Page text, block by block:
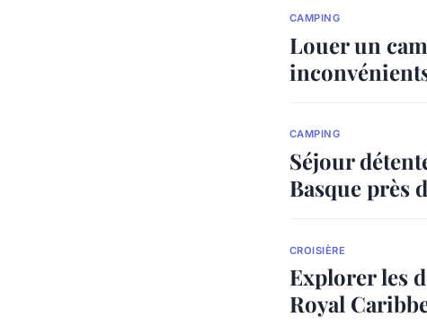
CAMPING
Louer un
CAMPING
Séjour
Basque près
CROISIÈRE
Explorer les
Royal